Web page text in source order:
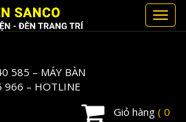
585 – MÁY BÀN
966 – HOTLINE
Giỏ hàng ( 0